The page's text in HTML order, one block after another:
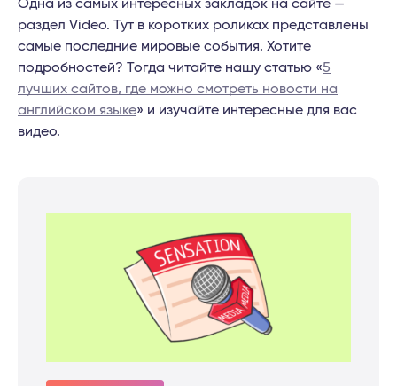
Одна из самых интересных закладок на сайте —
раздел Video. Тут в коротких роликах представлены
самые последние мировые события. Хотите
подробностей? Тогда читайте нашу статью «5
лучших сайтов, где можно смотреть новости на
английском языке» и изучайте интересные для вас
видео.